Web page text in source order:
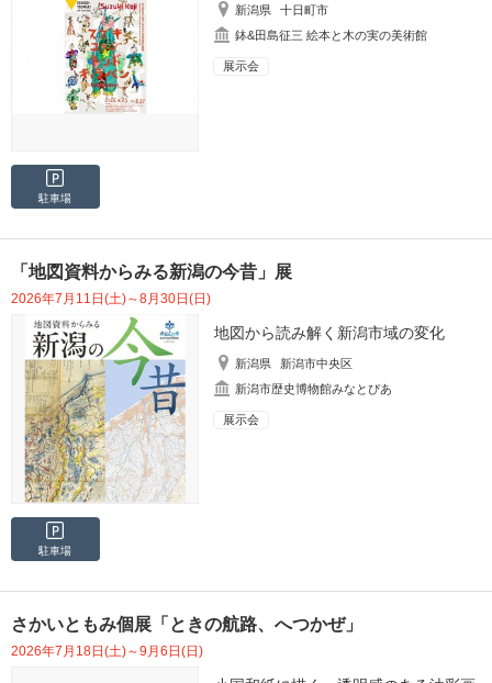
新潟県
十日町市
鉢&田島征三 絵本と木の実の美術館
展示会
駐車場
「地図資料からみる新潟の今昔」展
2026年7月11日(土)～8月30日(日)
地図から読み解く新潟市域の変化
新潟県
新潟市中央区
新潟市歴史博物館みなとぴあ
展示会
駐車場
さかいともみ個展「ときの航路、へつかぜ」
2026年7月18日(土)～9月6日(日)